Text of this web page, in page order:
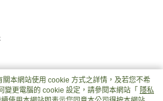
本網站使用 cookie 方式之詳情，及若您不希
變更電腦的 cookie 設定，請參閱本網站「 隱私